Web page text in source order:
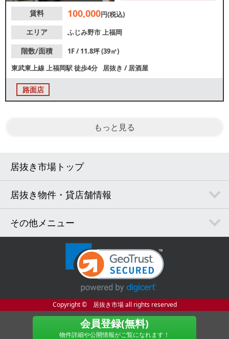
い。
賃料 100,000円(税込)
エリア
ふじみ野市上福岡
階数/面積
1F / 11.8坪 (39㎡)
東武東上線上福岡駅徒歩4分 居抜き /居酒屋
路面店
もっと見る
居抜き市場トップ
居抜き物件・貸店舗情報
その他メニュー
Copyright © 居抜き市場 all rights reserved
会員登録(無料)
物件詳細や公開情報がご覧になれます！